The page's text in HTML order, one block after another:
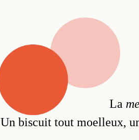
La
Un biscuit tout moelleux,